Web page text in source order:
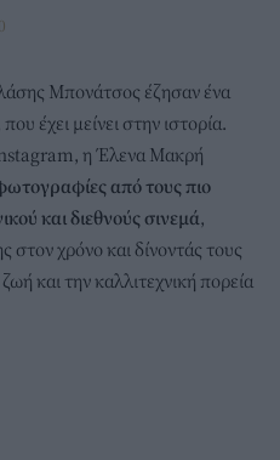
Μπονάτσος έζησαν ένα
έχει μείνει στην ιστορία.
η Έλενα Μακρή
από τους πιο
και διεθνούς σινεμά,
στον χρόνο και δίνοντάς τους
και την καλλιτεχνική πορεία